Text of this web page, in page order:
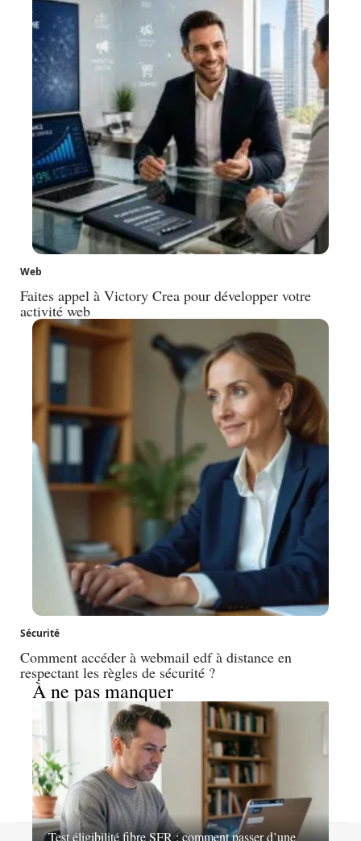
Web
Faites appel à Victory Crea pour développer votre
activité web
Sécurité
Comment accéder à webmail edf à distance en
respectant les règles de sécurité ?
À ne pas manquer
Test éligibilité fibre SFR : comment passer d’une